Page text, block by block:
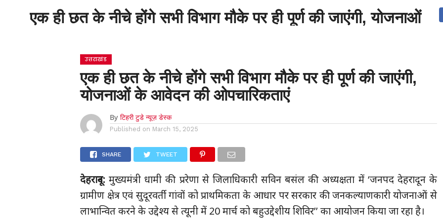
होम उत्तराखंड देश दुनिया संपर्क करें
एक ही छत के नीचे होंगे सभी विभाग मौके पर ही पूर्ण की जाएंगी, योजनाओं
उत्तराखंड
एक ही छत के नीचे होंगे सभी विभाग मौके पर ही पूर्ण की जाएंगी,
योजनाओं के आवेदन की ओपचारिकताएं
By टिहरी टुडे न्यूज़ डेस्क
Published on March 15, 2025
SHARE TWEET
देहरादून: मुख्यमंत्री धामी की प्ररेणा से जिलाधिकारी सविन बसंल की अध्यक्षता में ‘जनपद देहरादून के
ग्रामीण क्षेत्र एवं सुदूरवर्ती गांवों को प्राथमिकता के आधार पर सरकार की जनकल्याणकारी योजनाओं से
लाभान्वित करने के उद्देश्य से त्यूनी में 20 मार्च को बहुउद्देशीय शिविर’’ का आयोजन किया जा रहा है।